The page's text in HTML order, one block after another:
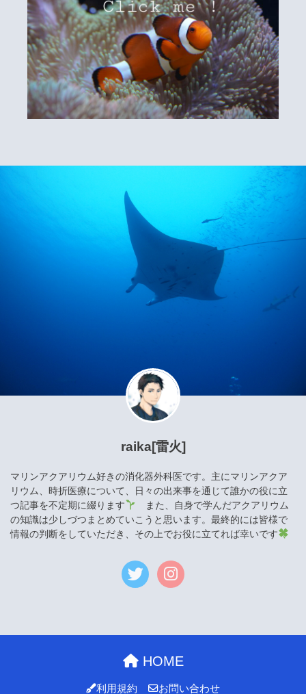
raika[雷火]
マリンアクアリウム好きの消化器外科医です。主にマリンアクア
リウム、時折医療について、日々の出来事を通じて誰かの役に立
つ記事を不定期に綴ります
また、自身で学んだアクアリウム
の知識は少しづつまとめていこうと思います。最終的には皆様で
情報の判断をしていただき、その上でお役に立てれば幸いです
HOME
利用規約 お問い合わせ